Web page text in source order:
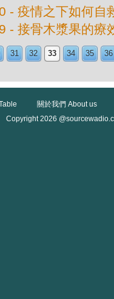
- 疫情之下如何自
- 接骨木漿果的療
31 32 33 34 35 36
關於我們 About us
Copyright 2026